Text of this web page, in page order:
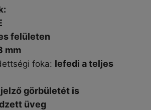
:
felületen
mm
foka: lefedi a teljes
görbületét is
üveg